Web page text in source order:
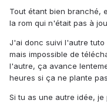
Tout étant bien branché,
la rom qui n'était pas à
J'ai donc suivi l'autre tuto
mais impossible de
l'autre, ça avance
heures si ça ne plante
Si tu as une autre idée, je